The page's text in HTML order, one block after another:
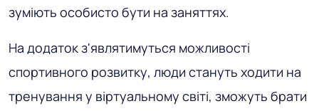
зуміють особисто бути на заняттях.
На додаток з'являтимуться можливості
спортивного розвитку, люди стануть ходити на
тренування у віртуальному світі, зможуть брати